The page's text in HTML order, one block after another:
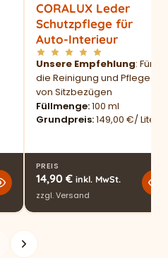
CORALUX Leder
Schutzpflege für
Auto-Interieur
Unsere Empfehlung: Für
die Reinigung und Pflege
von Sitzbezügen
Füllmenge 100 ml
Grundpreis 149,00 €/ Liter
PREIS
14,90 € inkl. MwSt.
zzgl.Versand